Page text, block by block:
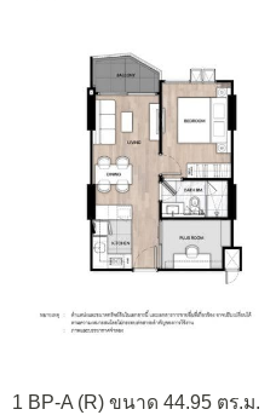
1 BP-A (R) ขนาด 44.95 ตร.ม.